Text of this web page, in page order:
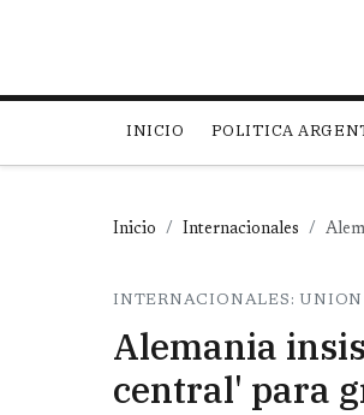
INICIO POLITICA
Inicio Internacionales
INTERNACIONALES: UNION
Alemania
central' para